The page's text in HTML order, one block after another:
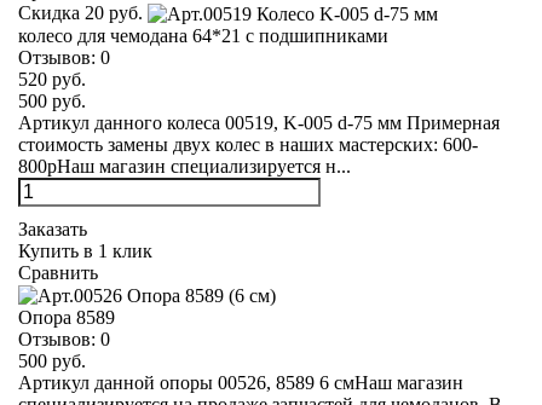
Скидка 20 руб.
колесо для чемодана 64*21 с подшипниками
Отзывов: 0
520 руб.
500 руб.
Артикул данного колеса 00519, K-005 d-75 мм Примерная
стоимость замены двух колес в наших мастерских: 600-
800рНаш магазин специализируется н...
Заказать
Купить в 1 клик
Сравнить
Опора 8589
Отзывов: 0
500 руб.
Артикул данной опоры 00526, 8589 6 смНаш магазин